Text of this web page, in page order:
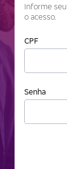
Informe
o acesso.
CPF
Senha